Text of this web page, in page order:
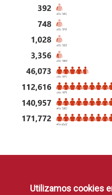
Bibliografie
Utilizamos cookies